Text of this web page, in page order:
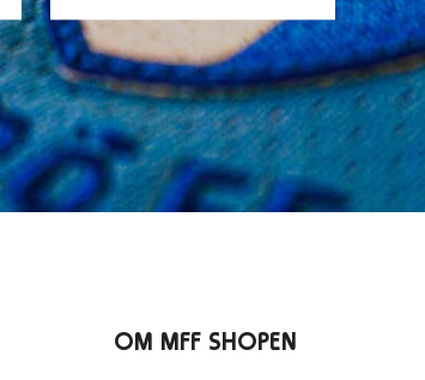
OM MFF SHOPEN